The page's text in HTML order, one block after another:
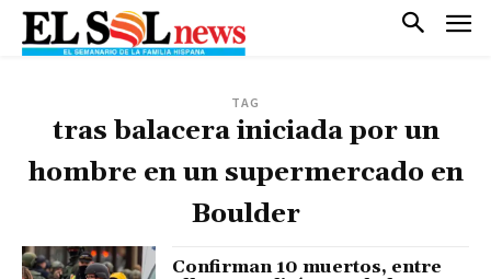
TAG
tras balacera iniciada por un
hombre en un supermercado en
Boulder
Confirman 10 muertos, entre